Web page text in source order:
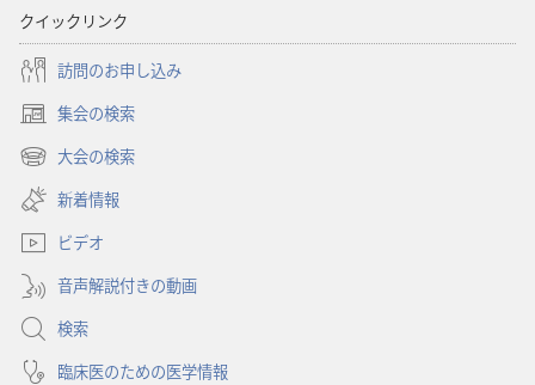
クイックリンク
訪問のお申し込み
集会の検索
（新
し
タ
で
開
く）
大会の検索
（新
し
い
タ
ブ
で
開
く）
新着情報
ビデオ
音声解説付きの動画
検索
臨床医のための医学情報